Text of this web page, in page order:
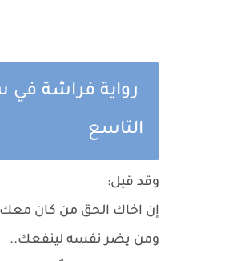
رواية فراشة
التاسع
وقد قيل:
إن اخاك الحق من كان
ومن يضر نفسه لينفعك..